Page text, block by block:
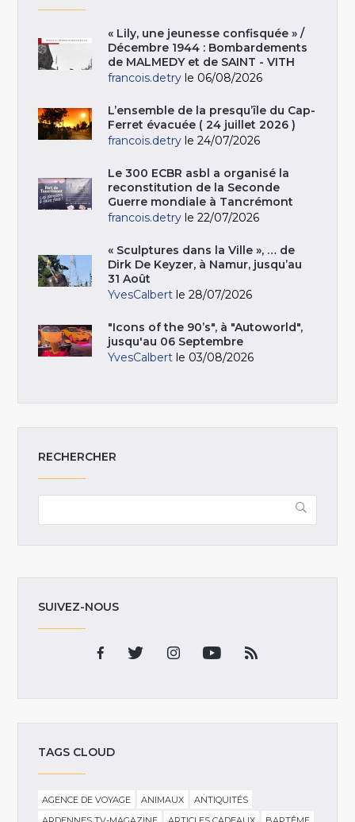
« Lily, une jeunesse confisquée » /
Décembre 1944 : Bombardements
de MALMEDY et de SAINT - VITH
francois.detry le 06/08/2026
L’ensemble de la presqu’île du Cap-
Ferret évacuée ( 24 juillet 2026 )
francois.detry le 24/07/2026
Le 300 ECBR asbl a organisé la
reconstitution de la Seconde
Guerre mondiale à Tancrémont
francois.detry le 22/07/2026
« Sculptures dans la Ville », … de
Dirk De Keyzer, à Namur, jusqu’au
31 Août
YvesCalbert le 28/07/2026
"Icons of the 90’s", à "Autoworld",
jusqu'au 06 Septembre
YvesCalbert le 03/08/2026
RECHERCHER
SUIVEZ-NOUS
TAGS CLOUD
AGENCE DE VOYAGE ANIMAUX
ANTIQUITÉS